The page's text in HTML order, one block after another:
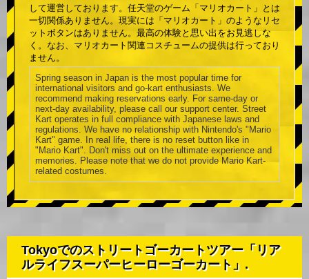
して運営しております。任天堂のゲーム「マリオカート」とは
一切関係ありません。現実には「マリオカート」のようなリセ
ットボタンはありません。最高の体験と思い出をお見逃しな
く。なお、マリオカート関連コスチュームの提供は行っており
ません。
Spring season in Japan is the most popular time for
international visitors and go-kart enthusiasts. We
recommend making reservations early. For same-day or
next-day availability, please call our support center. Street
Kart operates in full compliance with Japanese laws and
regulations. We have no relationship with Nintendo's "Mario
Kart" game. In real life, there is no reset button like in
"Mario Kart". Don't miss out on the ultimate experience and
memories. Please note that we do not provide Mario Kart-
related costumes.
Tokyoでのストリートゴーカートツアー「リア
ルライフスーパーヒーローゴーカート」.